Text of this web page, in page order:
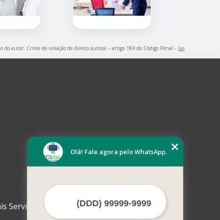
autor. Crime de violação de direito autoral – artigo 184 do Código Penal – Lei
Serviços
Olá! Fale agora pelo WhatsApp.